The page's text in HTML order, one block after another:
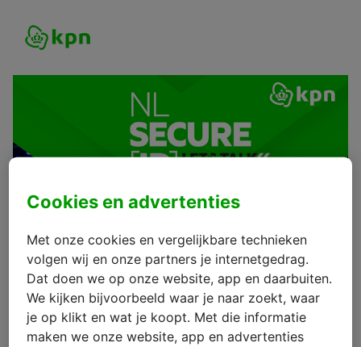
Cookies en advertenties
Met onze cookies en vergelijkbare technieken
volgen wij en onze partners je internetgedrag.
Dat doen we op onze website, app en daarbuiten.
We kijken bijvoorbeeld waar je naar zoekt, waar
je op klikt en wat je koopt. Met die informatie
maken we onze website, app en advertenties